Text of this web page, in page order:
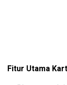
Fitur Utama